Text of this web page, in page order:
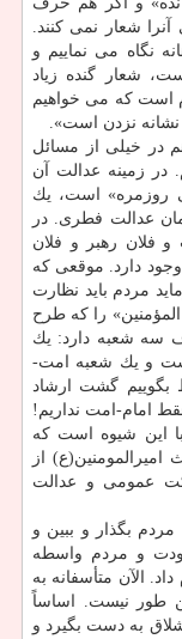
آنرا شعار نمی كنند.
نگاه می نماییم و
شعار گنده زیاد
است كه می خواهیم
نزدن است».
در خیلی از مسائل
در زمینه عدالت آن
روزمره» است، یك
عدالت فطری. در
فلان رهبر و فلان
دارد. موقعی كه
مردم باید نظارت
را كه طرح
سه شعبه دارد: یك
و یك شعبه امت-
بگوییم گشت ارشاد
امام-امت نداریم!
این شیوه است كه
از
عمومی و عدالت
بگذار و ببین و
و مردم واسطه
الآن متأسفانه به
طور نیست. اساساً
به دست بگیرد و